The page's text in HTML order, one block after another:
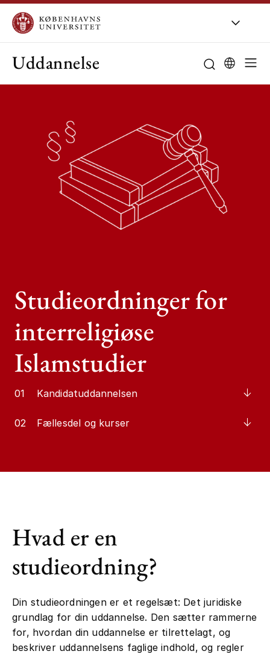
Uddannelse
Studieordninger for
interreligiøse
Islamstudier
01 Kandidatuddannelsen
02 Fællesdel og kurser
Hvad er en
studieordning?
Din studieordningen er et regelsæt: Det juridiske
grundlag for din uddannelse. Den sætter rammerne
for, hvordan din uddannelse er tilrettelagt, og
beskriver uddannelsens faglige indhold, og regler